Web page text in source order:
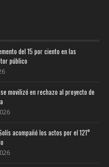
del 15 por ciento en las
público
movilizó en rechazo al proyecto de
acompañó los actos por el 121°